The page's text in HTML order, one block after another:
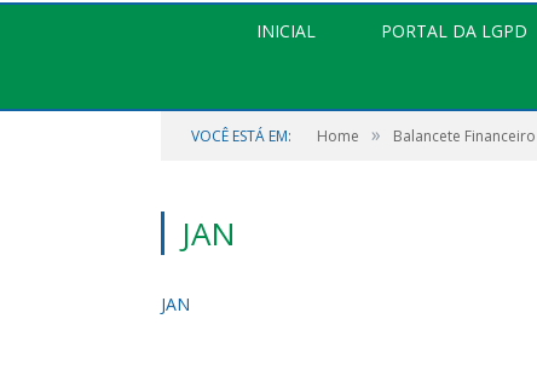
INICIAL PORTAL DA LGPD
VOCÊ ESTÁ EM: Home » Balancete Financeiro
JAN
JAN